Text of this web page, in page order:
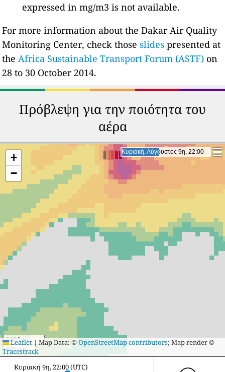
expressed in mg/m3 is not available.
For more information about the Dakar Air Quality
Monitoring Center, check thoseslides presented at
theAfrica Sustainable Transport Forum (ASTF) on
28 to 30 October 2014.
Πρόβλεψη για την ποιότητα του
αέρα
Δευτέρα, Αύγουστος 10η, 19:00
Δευτέρα, Αύγουστος 10η, 19:00
+
−
200 km
100 mi
Leaflet|Map Data: ©OpenStreetMap contributors; Map render ©
Tracestrack
Δευτέρα 10η, 19:00 (UTC)